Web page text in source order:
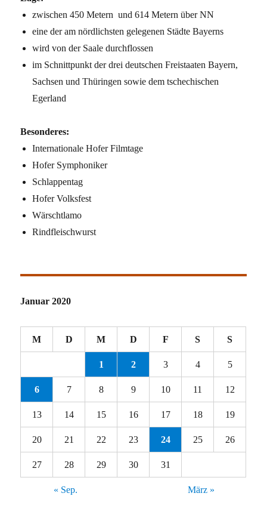
zwischen 450 Metern und 614 Metern über NN
eine der am nördlichsten gelegenen Städte Bayerns
wird von der Saale durchflossen
im Schnittpunkt der drei deutschen Freistaaten Bayern,
Sachsen und Thüringen sowie dem tschechischen
Egerland
Besonderes:
Internationale Hofer Filmtage
Hofer Symphoniker
Schlappentag
Hofer Volksfest
Wärschtlamo
Rindfleischwurst
Januar 2020
M D M D F S S
1 2 3 4 5
6 7 8 9 10 11 12
13 14 15 16 17 18 19
20 21 22 23 24 25 26
27 28 29 30 31
« Sep. März »